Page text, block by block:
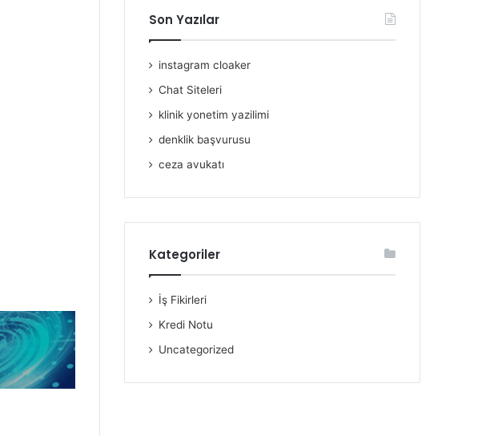
Son Yazılar
instagram cloaker
Chat Siteleri
klinik yonetim yazilimi
denklik başvurusu
ceza avukatı
Kategoriler
İş Fikirleri
Kredi Notu
Uncategorized